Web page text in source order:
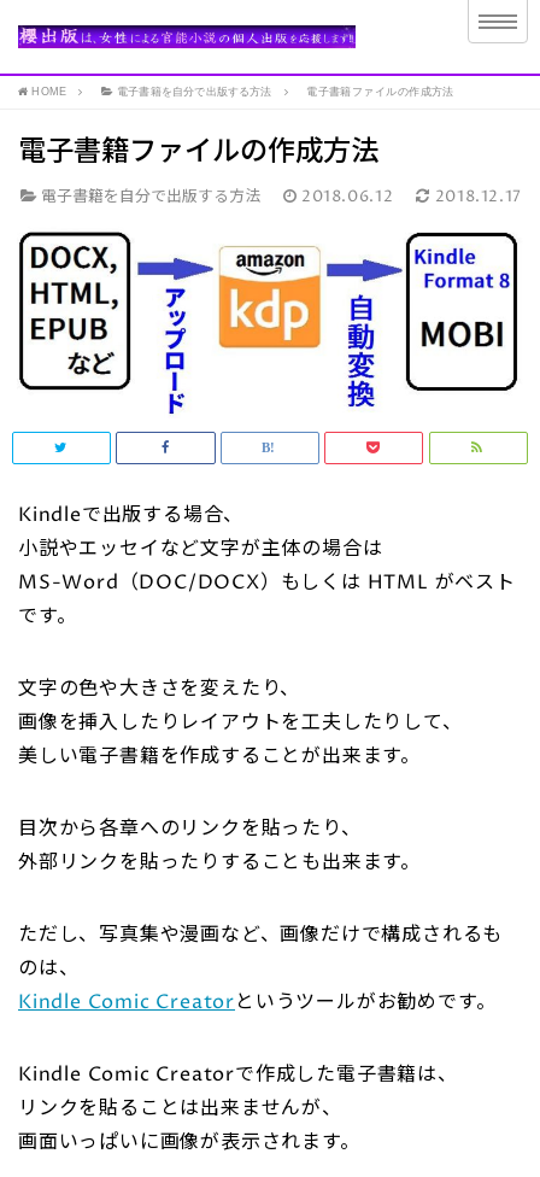
HOME 電子書籍を自分で出版する方法 電子書籍ファイルの作成方法
電子書籍ファイルの作成方法
電子書籍を自分で出版する方法 2018.06.12 2018.12.17
Kindleで出版する場合、
小説やエッセイなど文字が主体の場合は
MS-Word（DOC/DOCX）もしくは HTML がベスト
です。
文字の色や大きさを変えたり、
画像を挿入したりレイアウトを工夫したりして、
美しい電子書籍を作成することが出来ます。
目次から各章へのリンクを貼ったり、
外部リンクを貼ったりすることも出来ます。
ただし、写真集や漫画など、画像だけで構成されるも
のは、
Kindle Comic Creatorというツールがお勧めです。
Kindle Comic Creatorで作成した電子書籍は、
リンクを貼ることは出来ませんが、
画面いっぱいに画像が表示されます。